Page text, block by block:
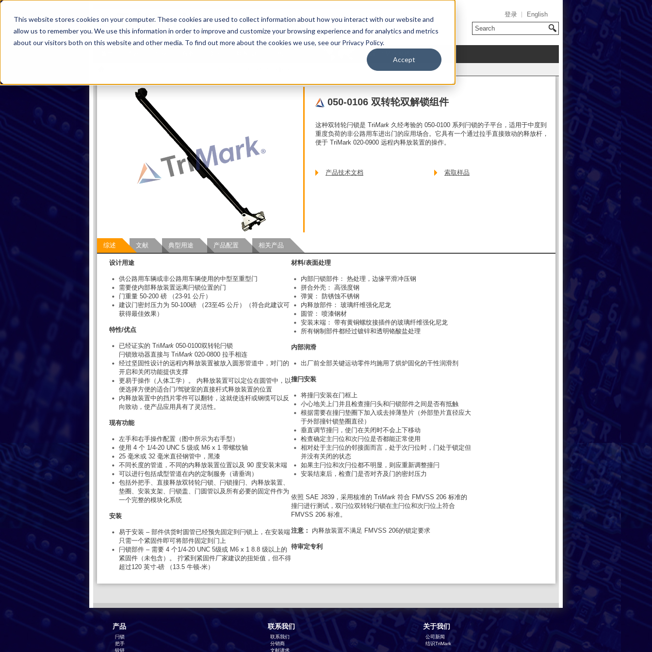
This website stores cookies on your computer. These cookies are used to collect information about how you interact with our website and
allow us to remember you. We use this information in order to improve and customize your browsing experience and for analytics and metrics
about our visitors both on this website and other media. To find out more about the cookies we use, see our Privacy Policy.
Accept
登录 English
其它TriMark网站
050-0106 双转轮双解锁组件
这种双转轮闩锁是 TriMark 久经考验的 050-0100 系列闩锁的子平台，适用于中度到
重度负荷的非公路用车进出门的应用场合。它具有一个通过拉手直接致动的释放杆，
便于 TriMark 020-0900 远程内释放装置的操作。
产品技术文档 索取样品
综述 文献 典型用途 产品配置 相关产品
设计用途
供公路用车辆或非公路用车辆使用的中型至重型门
需要使内部释放装置远离闩锁位置的门
门重量 50-200 磅 （23-91 公斤）
建议门密封压力为 50-100磅 （23至45 公斤）（符合此建议可
获得最佳效果）
特性/优点
已经证实的 TriMark 050-0100双转轮闩锁
闩锁致动器直接与 TriMark 020-0800 拉手相连
经过坚固性设计的远程内释放装置被放入圆形管道中，对门的
开启和关闭功能提供支撑
更易于操作（人体工学）。 内释放装置可以定位在圆管中，以
便选择方便的适合门/驾驶室的直接杆式释放装置的位置
内释放装置中的挡片零件可以翻转，这就使连杆或钢缆可以反
向致动，使产品应用具有了灵活性。
现有功能
左手和右手操作配置（图中所示为右手型）
使用 4 个 1/4-20 UNC 5 级或 M6 x 1 带螺纹轴
25 毫米或 32 毫米直径钢管中，黑漆
不同长度的管道，不同的内释放装置位置以及 90 度安装末端
可以进行包括成型管道在内的定制服务（请垂询）
包括外把手、直接释放双转轮闩锁、闩锁撞闩、内释放装置、
垫圈、安装支架、闩锁盖、门圆管以及所有必要的固定件作为
一个完整的模块化系统
安装
易于安装 – 部件供货时圆管已经预先固定到闩锁上，在安装端
只需一个紧固件即可将部件固定到门上
闩锁部件 – 需要 4 个1/4-20 UNC 5级或 M6 x 1 8.8 级以上的
紧固件（未包含）。 拧紧到紧固件厂家建议的扭矩值，但不得
超过120 英寸-磅 （13.5 牛顿-米）
材料/表面处理
内部闩锁部件： 热处理，边缘平滑冲压钢
拼合外壳： 高强度钢
弹簧： 防锈蚀不锈钢
内释放部件： 玻璃纤维强化尼龙
圆管： 喷漆钢材
安装末端： 带有黄铜螺纹接插件的玻璃纤维强化尼龙
所有钢制部件都经过镀锌和透明铬酸盐处理
内部润滑
出厂前全部关键运动零件均施用了烘炉固化的干性润滑剂
撞闩安装
将撞闩安装在门框上
小心地关上门并且检查撞闩头和闩锁部件之间是否有抵触
根据需要在撞闩垫圈下加入或去掉薄垫片（外部垫片直径应大
于外部撞针锁垫圈直径）
垂直调节撞闩，使门在关闭时不会上下移动
检查确定主闩位和次闩位是否都能正常使用
相对处于主闩位的邻接面而言，处于次闩位时，门处于锁定但
并没有关闭的状态
如果主闩位和次闩位都不明显，则应重新调整撞闩
安装结束后，检查门是否对齐及门的密封压力
依照 SAE J839，采用核准的 TriMark 符合 FMVSS 206 标准的
撞闩进行测试，双闩位双转轮闩锁在主闩位和次闩位上符合
FMVSS 206 标准。
注意： 内释放装置不满足 FMVSS 206的锁定要求
待审定专利
产品
闩锁
把手
铰链
联系我们
联系我们
分销商
文献请求
关于我们
公司新闻
结识TriMark